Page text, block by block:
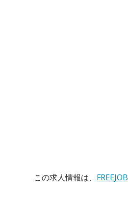
この求人情報は、 FREEJOB